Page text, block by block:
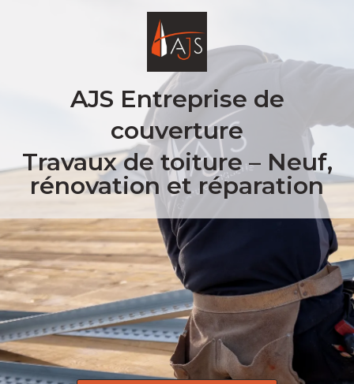
AJS Entreprise de
couverture
Travaux de toiture – Neuf,
rénovation et réparation